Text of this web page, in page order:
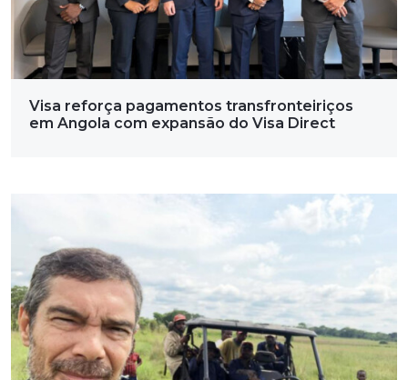
Visa reforça pagamentos transfronteiriços
em Angola com expansão do Visa Direct